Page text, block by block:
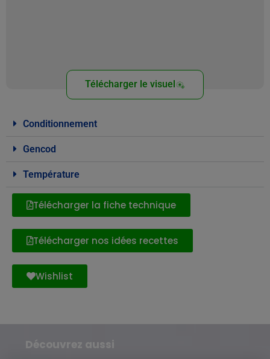
Télécharger le visuel
Conditionnement
Gencod
Température
Télécharger la fiche technique
Télécharger nos idées recettes
Wishlist
Découvrez aussi